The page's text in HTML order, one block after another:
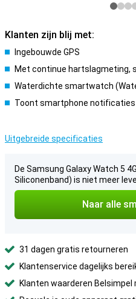
Klanten zijn blij met:
Ingebouwde GPS
Met continue hartslagmeting,
Waterdichte smartwatch
Toont smartphone notificaties
Uitgebreide specificaties
De Samsung Galaxy Watch 5
Siliconenband) is niet meer
Naar alle
31 dagen gratis retourneren
Klantenservice dagelijks
Klanten waarderen Belsimpel